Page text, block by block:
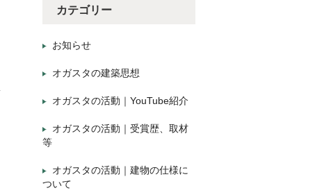
カテゴリー
お知らせ
オガスタの建築思想
オガスタの活動｜YouTube紹介
オガスタの活動｜受賞歴、取材
等
オガスタの活動｜建物の仕様に
ついて